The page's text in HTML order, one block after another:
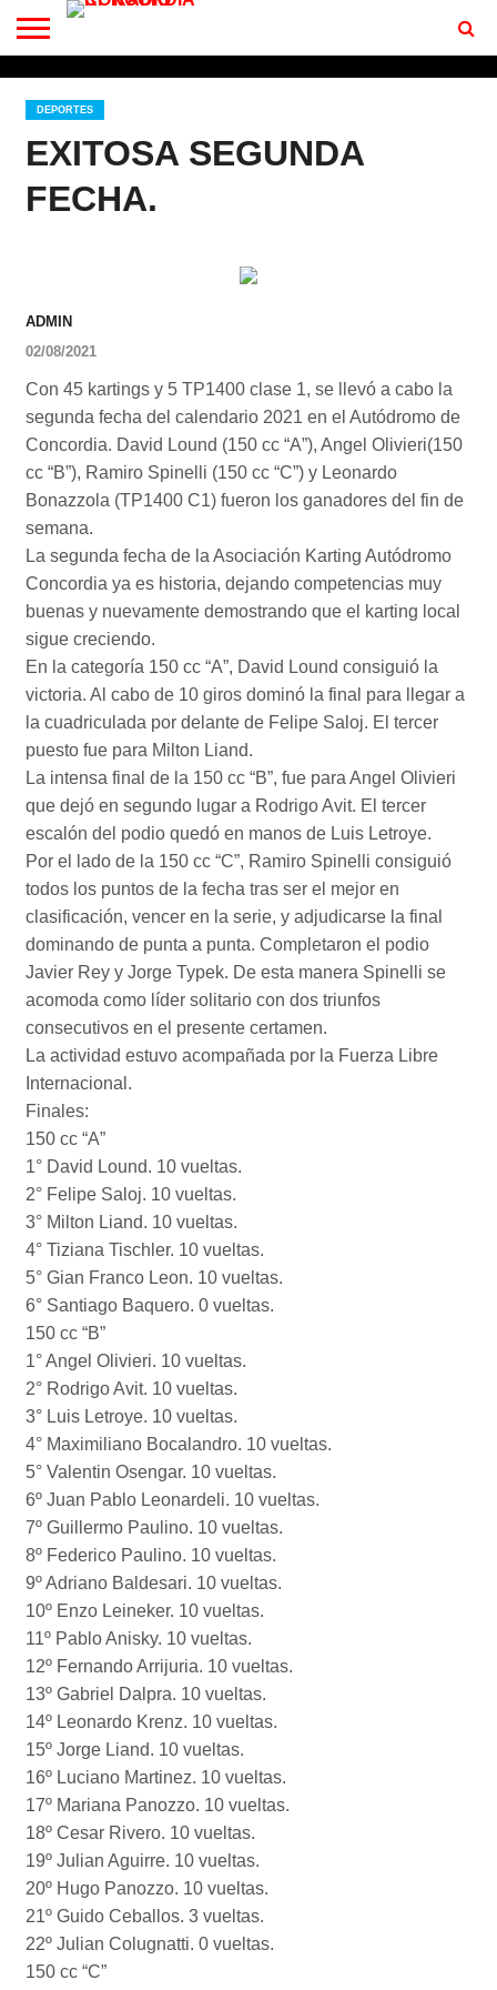
CONTACTO
BIENVENIDOS
A RF 102.7 FM
DEPORTES
EXITOSA SEGUNDA
FECHA.
ADMIN
02/08/2021
Con 45 kartings y 5 TP1400 clase 1, se llevó a cabo la
segunda fecha del calendario 2021 en el Autódromo de
Concordia. David Lound (150 cc “A”), Angel Olivieri(150
cc “B”), Ramiro Spinelli (150 cc “C”) y Leonardo
Bonazzola (TP1400 C1) fueron los ganadores del fin de
semana.
La segunda fecha de la Asociación Karting Autódromo
Concordia ya es historia, dejando competencias muy
buenas y nuevamente demostrando que el karting local
sigue creciendo.
En la categoría 150 cc “A”, David Lound consiguió la
victoria. Al cabo de 10 giros dominó la final para llegar a
la cuadriculada por delante de Felipe Saloj. El tercer
puesto fue para Milton Liand.
La intensa final de la 150 cc “B”, fue para Angel Olivieri
que dejó en segundo lugar a Rodrigo Avit. El tercer
escalón del podio quedó en manos de Luis Letroye.
Por el lado de la 150 cc “C”, Ramiro Spinelli consiguió
todos los puntos de la fecha tras ser el mejor en
clasificación, vencer en la serie, y adjudicarse la final
dominando de punta a punta. Completaron el podio
Javier Rey y Jorge Typek. De esta manera Spinelli se
acomoda como líder solitario con dos triunfos
consecutivos en el presente certamen.
La actividad estuvo acompañada por la Fuerza Libre
Internacional.
Finales:
150 cc “A”
1° David Lound. 10 vueltas.
2° Felipe Saloj. 10 vueltas.
3° Milton Liand. 10 vueltas.
4° Tiziana Tischler. 10 vueltas.
5° Gian Franco Leon. 10 vueltas.
6° Santiago Baquero. 0 vueltas.
150 cc “B”
1° Angel Olivieri. 10 vueltas.
2° Rodrigo Avit. 10 vueltas.
3° Luis Letroye. 10 vueltas.
4° Maximiliano Bocalandro. 10 vueltas.
5° Valentin Osengar. 10 vueltas.
6º Juan Pablo Leonardeli. 10 vueltas.
7º Guillermo Paulino. 10 vueltas.
8º Federico Paulino. 10 vueltas.
9º Adriano Baldesari. 10 vueltas.
10º Enzo Leineker. 10 vueltas.
11º Pablo Anisky. 10 vueltas.
12º Fernando Arrijuria. 10 vueltas.
13º Gabriel Dalpra. 10 vueltas.
14º Leonardo Krenz. 10 vueltas.
15º Jorge Liand. 10 vueltas.
16º Luciano Martinez. 10 vueltas.
17º Mariana Panozzo. 10 vueltas.
18º Cesar Rivero. 10 vueltas.
19º Julian Aguirre. 10 vueltas.
20º Hugo Panozzo. 10 vueltas.
21º Guido Ceballos. 3 vueltas.
22º Julian Colugnatti. 0 vueltas.
150 cc “C”